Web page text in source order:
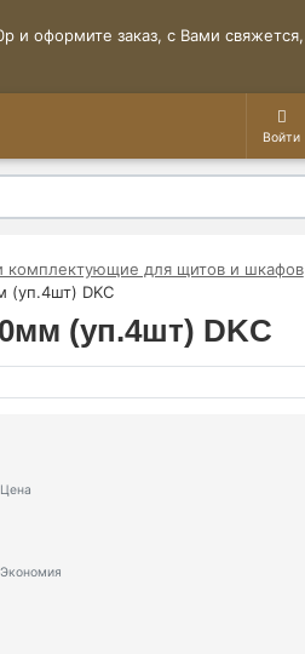
и оформите заказ, с Вами свяжется,
Войти
комплектующие для щитов и шкафов
(уп.4шт) DKC
(уп.4шт) DKC
Цена
Экономия